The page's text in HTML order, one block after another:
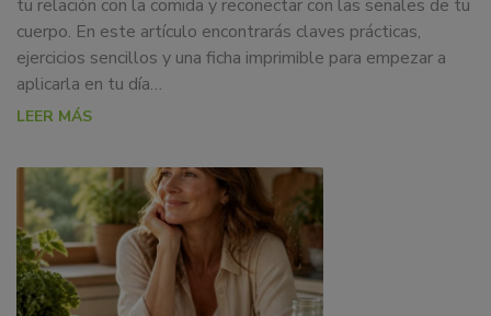
tu relación con la comida y reconectar con las señales de tu
cuerpo. En este artículo encontrarás claves prácticas,
ejercicios sencillos y una ficha imprimible para empezar a
aplicarla en tu día…
LEER MÁS